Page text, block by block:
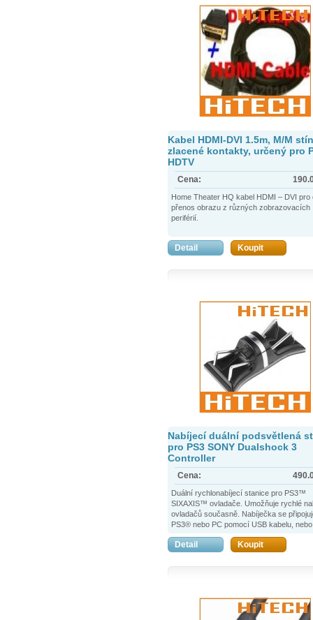
Kabel HDMI-DVI 1.5m, M/M
zlacené kontakty, určený pro
HDTV
Cena:
Home Theater HQ kabel HDMI – DVI pro
přenos obrazu z různých zobrazovacích
periférií.
Detail Koupit
Nabíjecí duální podsvětlená
pro PS3 SONY Dualshock 3
Controller
Cena:
Duální rychlonabíjecí stanice pro PS3™
SIXAXIS™ ovladače. Umožňuje rychlé
ovladačů současně. Nabíječka se
PS3® nebo PC pomocí USB kabelu, nebo
do rozvodné sítě.
Detail Koupit